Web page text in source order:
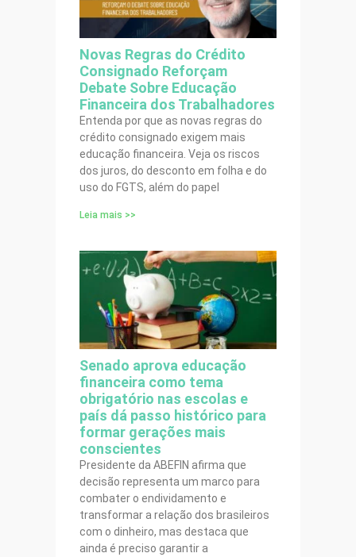
Novas Regras do Crédito
Consignado Reforçam
Debate Sobre Educação
Financeira dos Trabalhadores
Entenda por que as novas regras do
crédito consignado exigem mais
educação financeira. Veja os riscos
dos juros, do desconto em folha e do
uso do FGTS, além do papel
Leia mais >>
Senado aprova educação
financeira como tema
obrigatório nas escolas e
país dá passo histórico para
formar gerações mais
conscientes
Presidente da ABEFIN afirma que
decisão representa um marco para
combater o endividamento e
transformar a relação dos brasileiros
com o dinheiro, mas destaca que
ainda é preciso garantir a